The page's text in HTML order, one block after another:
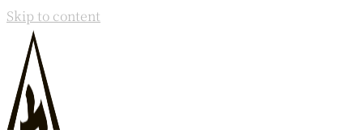
Skip to content